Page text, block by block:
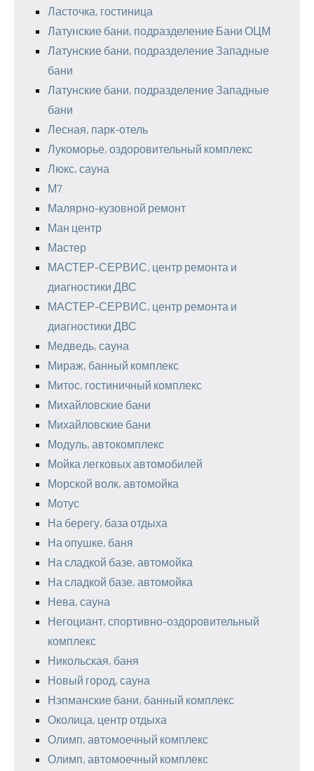
Ласточка, гостиница
Латунские бани, подразделение Бани ОЦМ
Латунские бани, подразделение Западные
бани
Латунские бани, подразделение Западные
бани
Лесная, парк-отель
Лукоморье, оздоровительный комплекс
Люкс, сауна
М7
Малярно-кузовной ремонт
Ман центр
Мастер
МАСТЕР-СЕРВИС, центр ремонта и
диагностики ДВС
МАСТЕР-СЕРВИС, центр ремонта и
диагностики ДВС
Медведь, сауна
Мираж, банный комплекс
Митос, гостиничный комплекс
Михайловские бани
Михайловские бани
Модуль, автокомплекс
Мойка легковых автомобилей
Морской волк, автомойка
Мотус
На берегу, база отдыха
На опушке, баня
На сладкой базе, автомойка
На сладкой базе, автомойка
Нева, сауна
Негоциант, спортивно-оздоровительный
комплекс
Никольская, баня
Новый город, сауна
Нэпманские бани, банный комплекс
Околица, центр отдыха
Олимп, автомоечный комплекс
Олимп, автомоечный комплекс